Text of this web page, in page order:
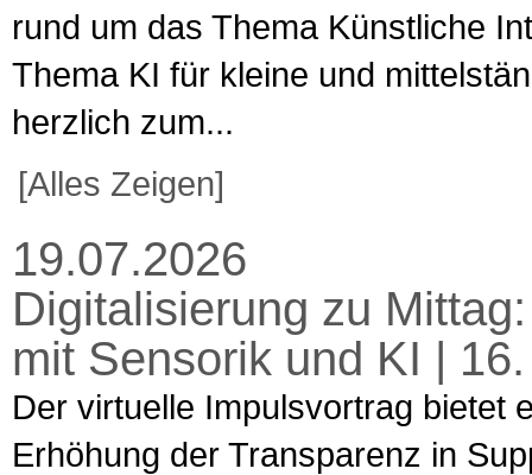
rund um das Thema Künstliche
Thema KI für kleine und
herzlich zum...
[Alles Zeigen]
19.07.2026
Digitalisierung zu
mit Sensorik und KI |
Der virtuelle Impulsvortrag bietet
Erhöhung der Transparenz in